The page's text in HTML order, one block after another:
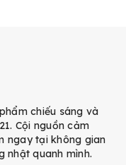
chiếu sáng và
Cội nguồn cảm
ngay tại không gian
nhật quanh mình.